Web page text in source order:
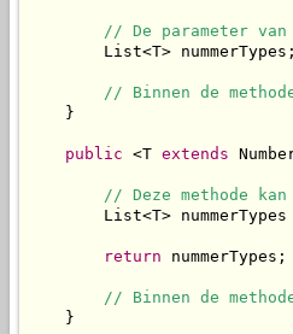
// De parameter
        List<T> nummerTypes;
// Binnen de
    }
public <T extends
// Deze methode
List<T> nummerTypes
return nummerTypes;
// Binnen de
    }